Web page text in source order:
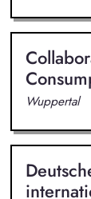
Wuppertal